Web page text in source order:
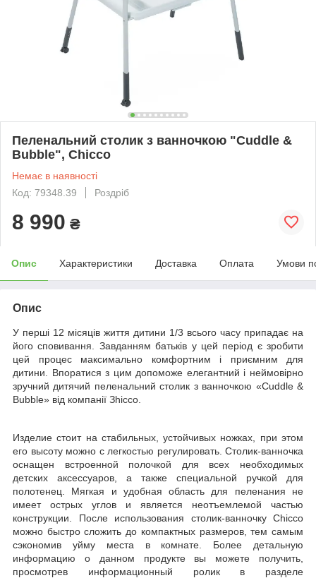
Пеленальний столик з ванночкою "Cuddle &
Bubble", Chicco
Немає в наявності
Код: 79348.39
Роздріб
8 990 ₴
Опис Характеристики Доставка Оплата Умови
Опис
У перші 12 місяців життя дитини 1/3 всього часу припадає на
його сповивання. Завданням батьків у цей період є зробити
цей процес максимально комфортним і приємним для
дитини. Впоратися з цим допоможе елегантний і неймовірно
зручний дитячий пеленальний столик з ванночкою «Cuddle&
Bubble» від компанії Зhicco
Изделие стоит на стабильных, устойчивых ножках, при этом
его высоту можно с легкостью регулировать. Столик-ванночка
оснащен встроенной полочкой для всех необходимых
детских аксессуаров, а также специальной ручкой для
полотенец. Мягкая и удобная область для пеленания не
имеет острых углов и является неотъемлемой частью
конструкции. После использования столик-ванночку Chicco
можно быстро сложить до компактных размеров, тем самым
сэкономив уйму места в комнате. Более детальную
информацию о данном продукте вы можете получить,
просмотрев информационный ролик в разделе